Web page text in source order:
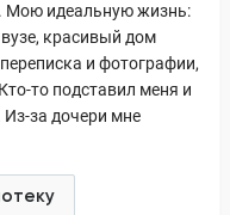
Мою идеальную жизнь:
красивый дом
и фотографии,
то подставил меня и
Из-за дочери мне